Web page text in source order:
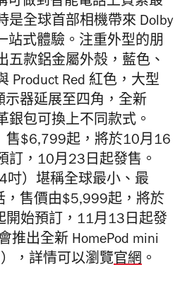
是全球首部相機帶來 Dolby
站式體驗。注重外型的朋
五款鋁金屬外殼，藍色、
Product Red 紅色，大型
示器延展至四角，全新
銀包可換上不同款式。
售$6,799起，將於10月16
訂，10月23日起發售。
吋）堪稱全球最小、最
，售價由$5,999起，將於
開始預訂，11月13日起發
推出全新 HomePod mini
，詳情可以瀏覽官網 。